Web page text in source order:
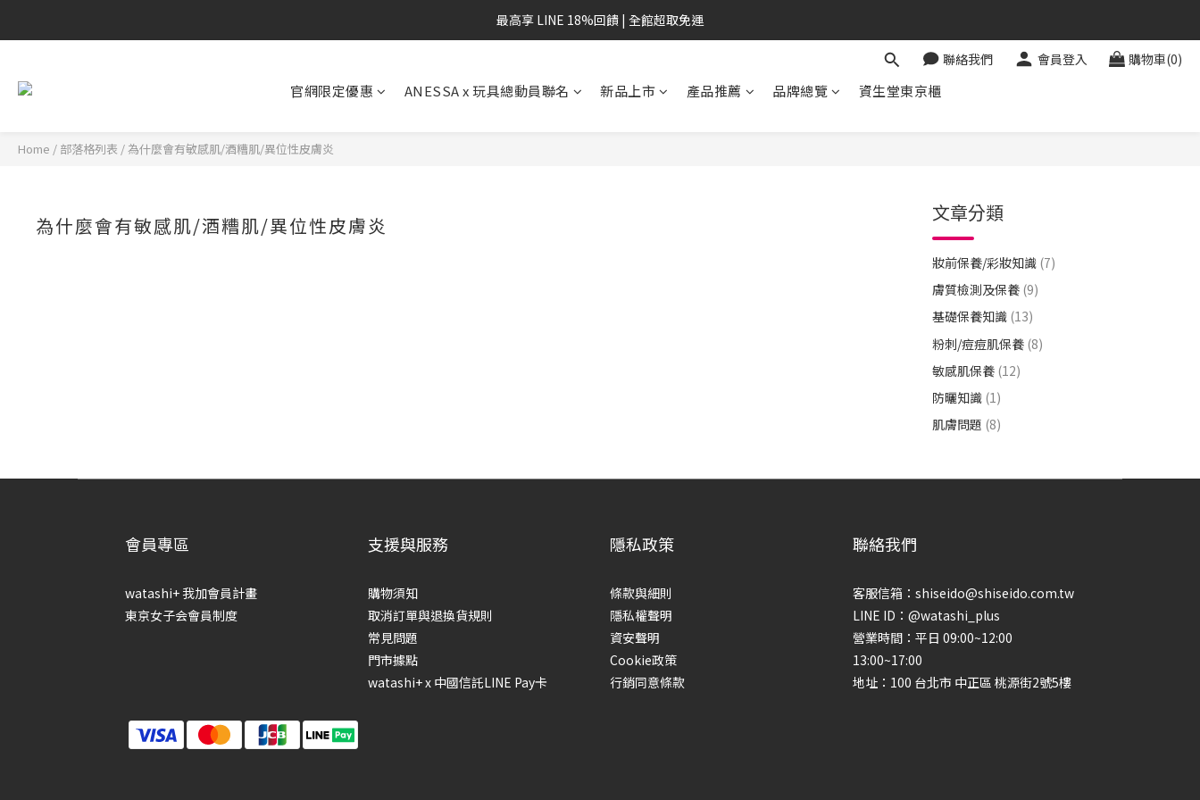
最高享 LINE 18%回饋 | 全館超取免運
聯絡我們 會員登入 購物車(0)
官網限定優惠 ANESSA x 玩具總動員聯名 新品上市 產品推薦 品牌總覽 資生堂東京櫃
Home / 部落格列表 /為什麼會有敏感肌/酒糟肌/異位性皮膚炎
為什麼會有敏感肌/酒糟肌/異位性皮膚炎
文章分類
妝前保養/彩妝知識 (7)
膚質檢測及保養 (9)
基礎保養知識 (13)
粉刺/痘痘肌保養 (8)
敏感肌保養 (12)
防曬知識 (1)
肌膚問題 (8)
會員專區
watashi+ 我加會員計畫
東京女子会會員制度
支援與服務
購物須知
取消訂單與退換貨規則
常見問題
門市據點
watashi+ x 中國信託LINE Pay卡
隱私政策
條款與細則
隱私權聲明
資安聲明
Cookie政策
行銷同意條款
聯絡我們
客服信箱：shiseido@shiseido.com.tw
LINE ID：@watashi_plus
營業時間：平日 09:00~12:00
13:00~17:00
地址：100 台北市 中正區 桃源街2號5樓